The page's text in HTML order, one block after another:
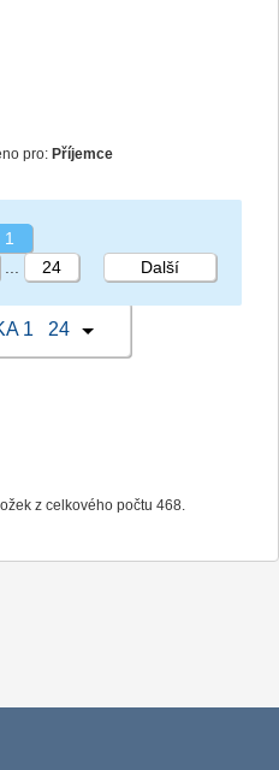
pro: Příjemce
1 24
z celkového počtu 468.
1
24 Další